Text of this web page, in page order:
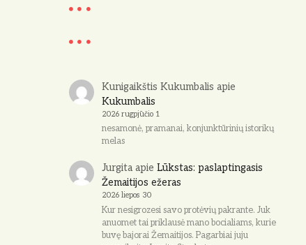
t
e
Kunigaikštis Kukumbalis apie
Kukumbalis
2026 rugpjūčio 1
nesamonė, pramanai, konjunktūrinių istorikų
melas
Jurgitaapie Lūkstas: paslaptingasis
Žemaitijos ežeras
2026 liepos 30
Kur nesigrozesi savo protėvių pakrante. Juk
anuomet tai priklausė mano bocialiams, kurie
buvę bajorai Žemaitijos. Pagarbiai juju